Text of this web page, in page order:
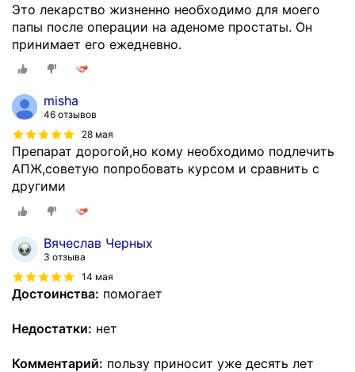
Это лекарство жизненно необходимо для моего
папы после операции на аденоме простаты. Он
принимает его ежедневно.
misha
46 отзывов
28 мая
Препарат дорогой,но кому необходимо подлечить
АПЖ,советую попробовать курсом и сравнить с
другими
Вячеслав Черных
3 отзыва
14 мая
Достоинства: помогает
Недостатки: нет
Комментарий: пользу приносит уже десять лет